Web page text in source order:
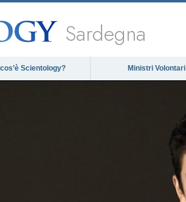
Sardegna
Scientology? Ministri Volontari